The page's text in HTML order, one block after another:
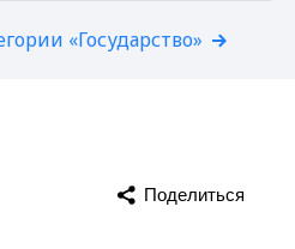
«Государство»
Поделиться